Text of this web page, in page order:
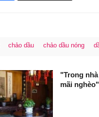
chảo dầu chảo dầu nóng
"Trong
mãi